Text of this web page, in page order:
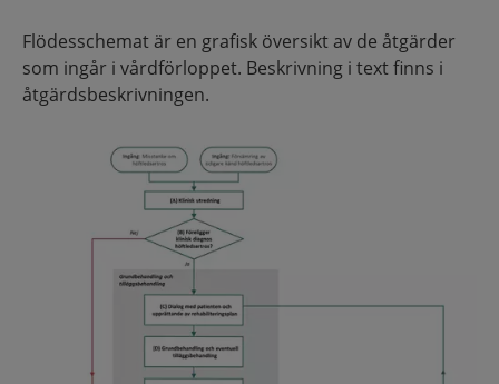
Flödesschemat är en grafisk översikt av de åtgärder
som ingår i vårdförloppet. Beskrivning i text finns i
åtgärdsbeskrivningen.